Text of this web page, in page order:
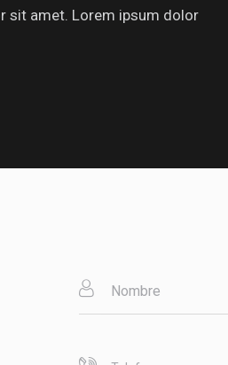
sit amet. Lorem ipsum dolor